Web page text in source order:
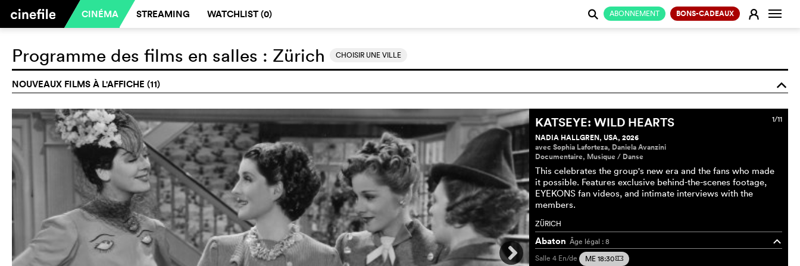
CINÉMA STREAMING WATCHLIST (0) ABONNEMENT BONS-CADEAUX E
j
Programme des films en salles : Zürich CHOISIR UNE VILLE
NOUVEAUX FILMS À L'AFFICHE (11) o
1/11
KATSEYE: WILD HEARTS
NADIA HALLGREN, USA, 2026
avec Sophia Laforteza, Daniela Avanzini
Documentaire, Musique / Danse
This celebrates the group's new era and the fans who made
it possible. Features exclusive behind-the-scenes footage,
EYEKONS fan videos, and intimate interviews with the
members.
ZÜRICH
Abaton Âge légal : 8
o
Salle 4 En/de ME 18:30m